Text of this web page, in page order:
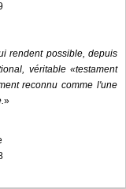
rendent possible, depuis
véritable «testament
reconnu comme l'une
»